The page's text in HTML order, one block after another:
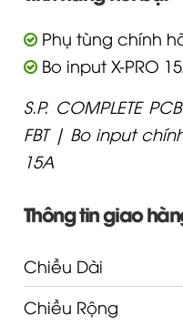
Phụ tùng chính
Bo input X-PRO
S.P. COMPLETE
FBT | Bo input
15A
Thông tin giao
Chiều Dài
Chiều Rộng